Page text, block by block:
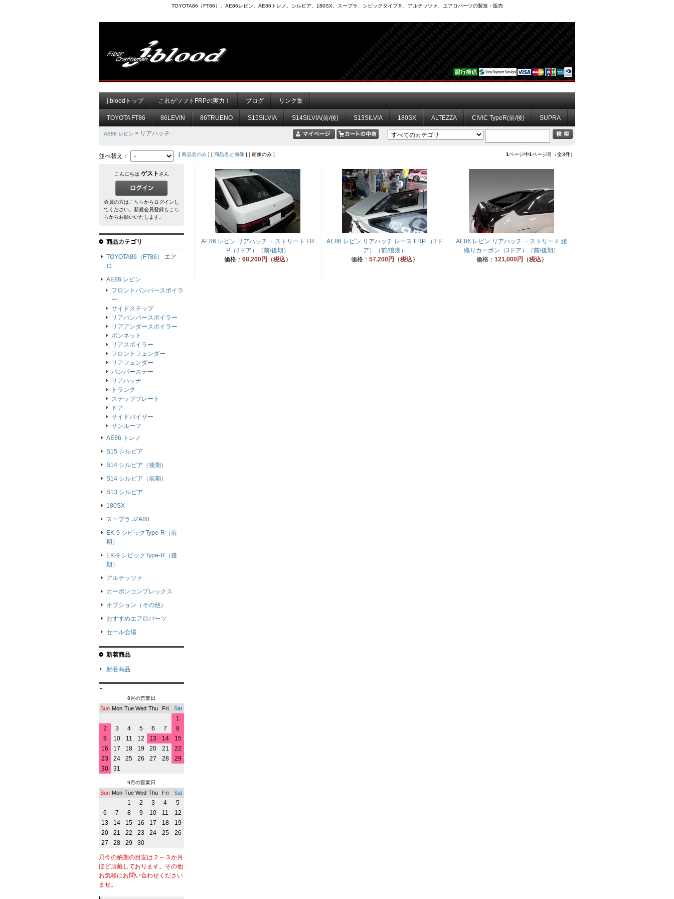
TOYOTA86（FT86）、AE86レビン、AE86トレノ、シルビア、180SX、スープラ、シビックタイプＲ、アルテッツァ、エアロパーツの製造・販売
j.bloodトップ これがソフトFRPの実力！ ブログ リンク集
TOYOTA FT86 86LEVIN 86TRUENO S15SILVIA S14SILVIA(前/後) S13SILVIA 180SX ALTEZZA CIVIC TypeR(前/後) SUPRA
AE86 レビン > リアハッチ
並べ替え： [ 商品名のみ ] [ 商品名と画像 ] [ 画像のみ ] 1ページ中1ページ目（全3件）
AE86 レビン リアハッチ ・ストリート FR
P（3ドア）（前/後期）
価格： 68,200円（税込）
AE86 レビン リアハッチ レース FRP （3ド
ア）（前/後期）
価格： 57,200円（税込）
AE86 レビン リアハッチ ・ストリート 綾
織りカーボン（3ドア）（前/後期）
価格： 121,000円（税込）
こんにちは ゲスト さん
会員の方はこちらからログインし
てください。新規会員登録もこち
らからお願いいたします。
商品カテゴリ
TOYOTA86（FT86） エア
ロ
AE86 レビン
フロントバンパースポイラ
ー
サイドステップ
リアバンパースポイラー
リアアンダースポイラー
ボンネット
リアスポイラー
フロントフェンダー
リアフェンダー
バンパーステー
リアハッチ
トランク
ステッププレート
ドア
サイドバイザー
サンルーフ
AE86 トレノ
S15 シルビア
S14 シルビア（後期）
S14 シルビア（前期）
S13 シルビア
180SX
スープラ JZA80
EK-9 シビックType-R（前
期）
EK-9 シビックType-R（後
期）
アルテッツァ
カーボンコンプレックス
オプション（その他）
おすすめエアロパーツ
セール会場
新着商品
新着商品
8月の営業日
Sun Mon Tue Wed Thu Fri Sat
1
2
3 4 5 6 7
8
9
10 11 12 13 14
15
16
17 18 19 20 21
22
23
24 25 26 27 28
29
30
31
9月の営業日
Sun Mon Tue Wed Thu Fri Sat
1 2 3 4
5
6
7 8 9 10 11
12
13
14 15 16 17 18
19
20
21 22 23 24 25
26
27
28 29 30
只今の納期の目安は２～３か月
ほど頂戴しております。その他
お気軽にお問い合わせください
ませ。